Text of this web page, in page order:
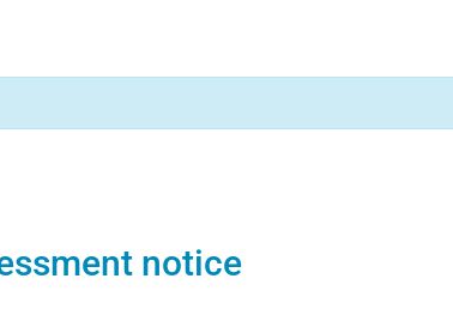
notice